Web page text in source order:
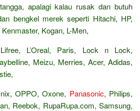
apalagi kalau rusak dan butuh
bengkel merek seperti Hitachi, HP,
Kogan, L-Men,
L’Oreal, Paris, Lock n Lock,
Meizu, Merries, Acer, Adidas,
OPPO, Oxone, Panasonic, Philips,
Reebok, RupaRupa.com, Samsung,